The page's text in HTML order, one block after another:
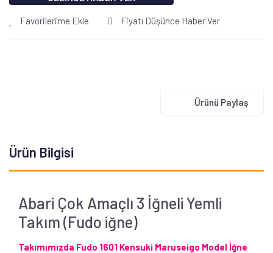
Favorilerime Ekle Fiyatı Düşünce Haber Ver
Ürünü Paylaş
Ürün Bilgisi
Abari Çok Amaçlı 3 İğneli Yemli
Takım (Fudo iğne)
Takımımızda Fudo 1601 Kensuki Maruseigo Model İğne